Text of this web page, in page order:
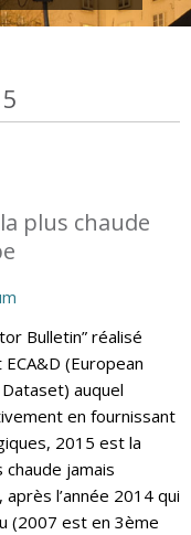
plus chaude
Bulletin” réalisé
(European
auquel
en fournissant
2015 est la
chaude jamais
l’année 2014 qui
(2007 est en 3ème